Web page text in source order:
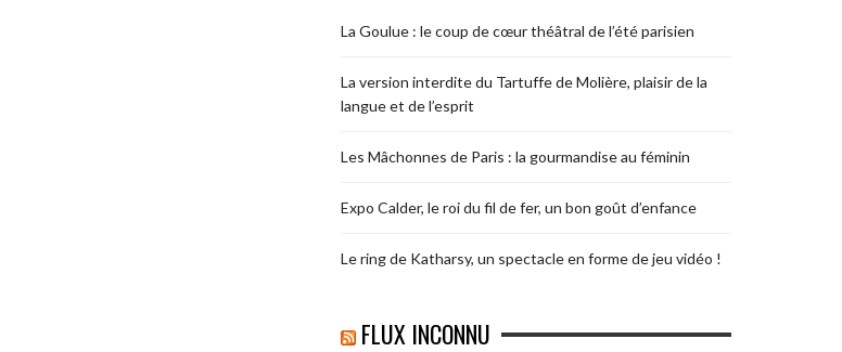
La Goulue : le coup de cœur théâtral de l’été parisien
La version interdite du Tartuffe de Molière, plaisir de la
langue et de l’esprit
Les Mâchonnes de Paris : la gourmandise au féminin
Expo Calder, le roi du fil de fer, un bon goût d’enfance
Le ring de Katharsy, un spectacle en forme de jeu vidéo !
FLUX INCONNU